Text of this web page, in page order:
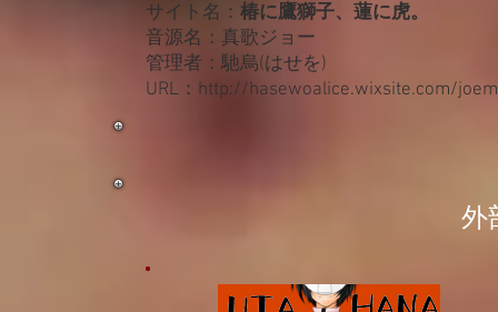
サイト名： 椿に鷹獅子、蓮に虎。
音源名：真歌ジョー
管理者：馳烏(はせを)
URL： http://hasewoalice.wixsite.com/
外